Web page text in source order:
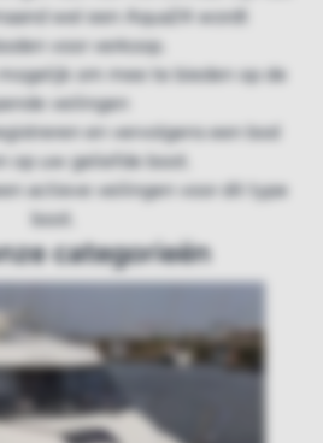
wel een Aqua24 wordt
voor verkoop.
om mee te bieden op de
veilingen
en vervolgens een bod
op uw geliefde boot.
actieve veilingen voor dit type
boot.
categorieën